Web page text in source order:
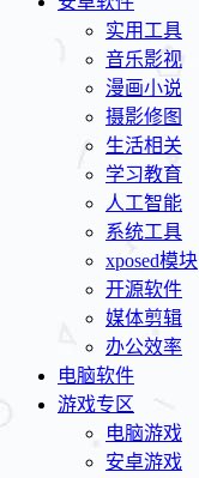
实用工具
音乐影视
漫画小说
摄影修图
生活相关
学习教育
人工智能
系统工具
xposed模块
开源软件
媒体剪辑
办公效率
电脑软件
游戏专区
电脑游戏
安卓游戏